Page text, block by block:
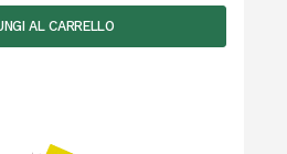
AL CARRELLO